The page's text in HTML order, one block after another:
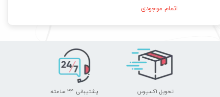
اتمام موجودی
تحویل اکسپرس پشتیبانی ۲۴ ساعته